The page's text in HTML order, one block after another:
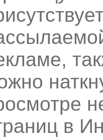
в